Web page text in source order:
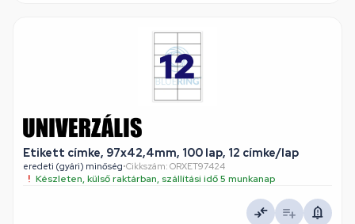
Etikett címke, 97x42,4mm, 100 lap, 12 címke/lap
eredeti (gyári) minőség•Cikkszám: ORXET97424
Készleten, külső raktárban, szállítási idő 5 munkanap